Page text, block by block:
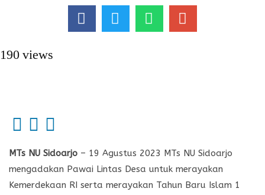
190 views
MTs NU Sidoarjo – 19 Agustus 2023 MTs NU Sidoarjo
mengadakan Pawai Lintas Desa untuk merayakan
Kemerdekaan RI serta merayakan Tahun Baru Islam 1